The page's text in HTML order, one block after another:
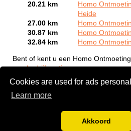
Cookies are used for ads
Learn more
Akkoord
20.21 km
Homo
Heide
27.00 km
Homo
30.87 km
Homo
32.84 km
Homo
Bent of kent u een Homo
een bedrijf gratis aan